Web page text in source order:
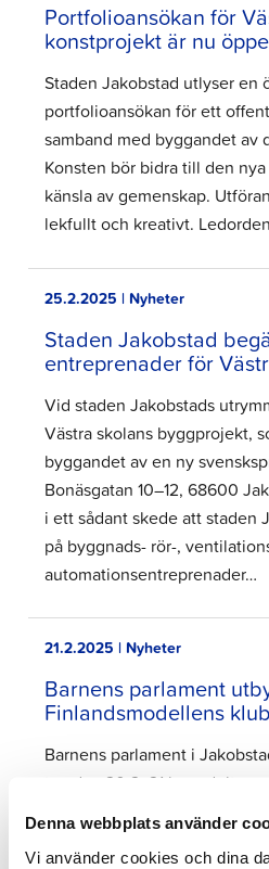
Denna webbplats använder
Vi använder cookies och dina
Portfolioansökan för
konstprojekt är nu
Staden Jakobstad utlyser en
portfolioansökan för ett
samband med byggandet av
Konsten bör bidra till den
känsla av gemenskap.
lekfullt och kreativt.
25.2.2025 | Nyheter
Staden Jakobstad
entreprenader för
Vid staden Jakobstads
Västra skolans byggprojekt,
byggandet av en ny
Bonäsgatan 10–12, 68600
i ett sådant skede att staden
på byggnads- rör-,
automationsentreprenader…
21.2.2025 | Nyheter
Barnens parlament
Finlandsmodellens
Barnens parlament i
torsdag 20.2. 21 barn deltog
klubbarna inom
hobbyverksamhet. Detta